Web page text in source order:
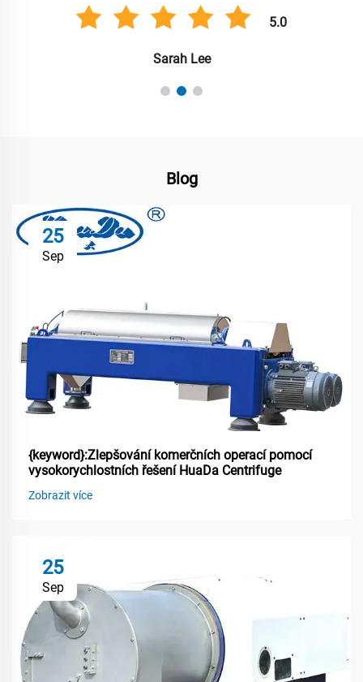
5.0
Sarah Lee
Blog
25
Sep
{keyword}:Zlepšování komerčních operací pomocí
vysokorychlostních řešení HuaDa Centrifuge
Zobrazit více
25
Sep